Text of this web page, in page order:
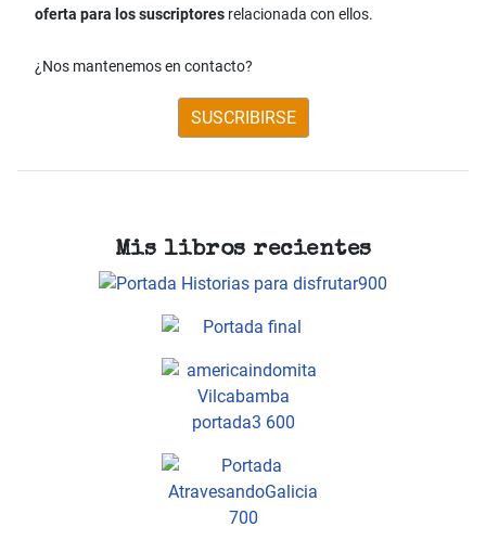
oferta para los suscriptores relacionada con ellos.
¿Nos mantenemos en contacto?
SUSCRIBIRSE
Mis libros recientes